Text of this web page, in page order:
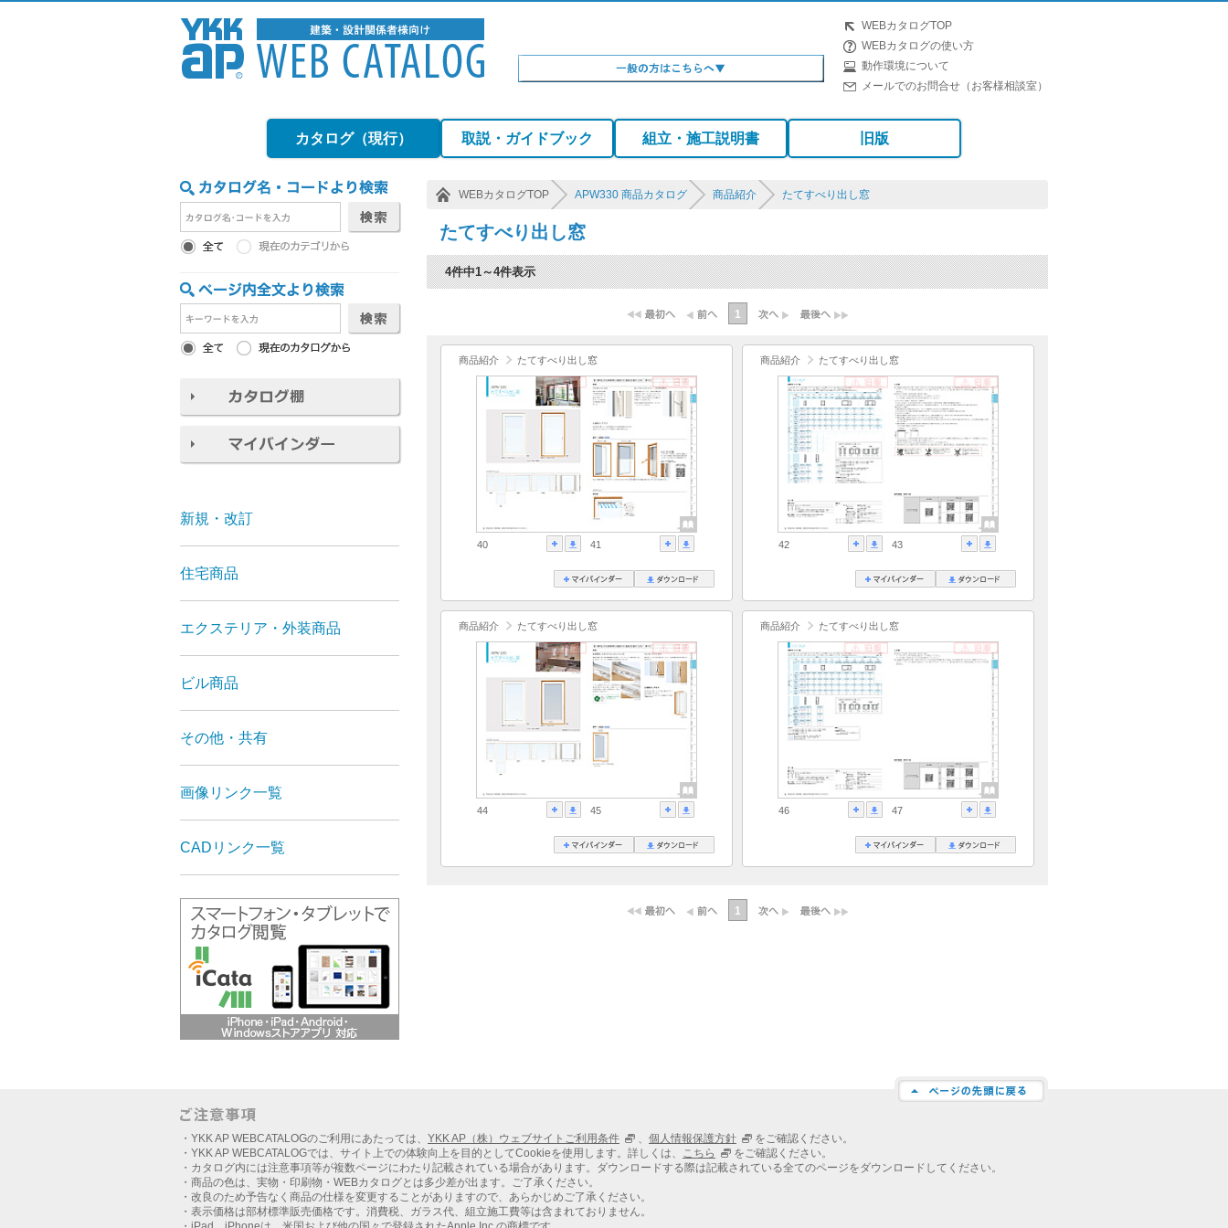
WEBカタログTOP
WEBカタログの使い方
動作環境について
メールでのお問合せ（お客様相談室）
カタログ（現行） 取説・ガイドブック 組立・施工説明書 旧版
WEBカタログTOP APW330 商品カタログ 商品紹介 たてすべり出し窓
たてすべり出し窓
4件中1～4件表示
1
商品紹介 たてすべり出し窓
40 41
商品紹介 たてすべり出し窓
42 43
商品紹介 たてすべり出し窓
44 45
商品紹介 たてすべり出し窓
46 47
1
新規・改訂
住宅商品
エクステリア・外装商品
ビル商品
その他・共有
画像リンク一覧
CADリンク一覧
・YKK AP WEBCATALOGのご利用にあたっては、 YKK AP（株）ウェブサイトご利用条件 、 個人情報保護方針
をご確認ください。
・YKK AP WEBCATALOGでは、サイト上での体験向上を目的としてCookieを使用します。詳しくは、 こちら
をご確認ください。
・カタログ内には注意事項等が複数ページにわたり記載されている場合があります。ダウンロードする際は記載されている全てのページをダウンロードしてください。
・商品の色は、実物・印刷物・WEBカタログとは多少差が出ます。ご了承ください。
・改良のため予告なく商品の仕様を変更することがありますので、あらかじめご了承ください。
・表示価格は部材標準販売価格です。消費税、ガラス代、組立施工費等は含まれておりません。